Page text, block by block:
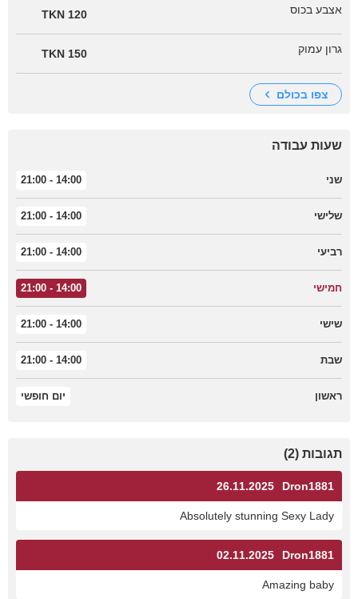
אצבע בכוס 120 TKN
גרון עמוק 150 TKN
צפו בכולם
שעות עבודה
שני 14:00 - 21:00
שלישי 14:00 - 21:00
רביעי 14:00 - 21:00
חמישי 14:00 - 21:00
שישי 14:00 - 21:00
שבת 14:00 - 21:00
ראשון יום חופשי
תגובות (2)
Dron1881
26.11.2025
Absolutely stunning Sexy Lady
Dron1881
02.11.2025
Amazing baby